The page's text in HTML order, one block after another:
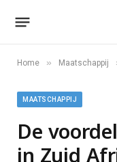
Home » Maatschappij
MAATSCHAPPIJ
De
in Zuid